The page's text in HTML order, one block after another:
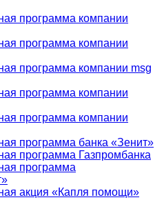
программа компании
программа компании
программа компании msg
программа компании
программа компании
программа банка «Зенит»
программа Газпромбанка
программа
акция «Капля помощи»